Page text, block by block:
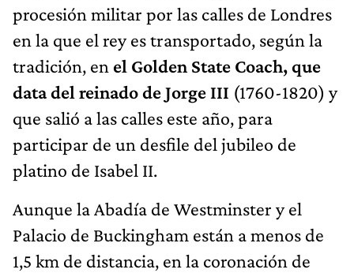
procesión militar por las calles de Londres
en la que el rey es transportado, según la
tradición, en el Golden State Coach, que
data del reinado de Jorge III (1760-1820) y
que salió a las calles este año, para
participar de un desfile del jubileo de
platino de Isabel II.
Aunque la Abadía de Westminster y el
Palacio de Buckingham están a menos de
1,5 km de distancia, en la coronación de